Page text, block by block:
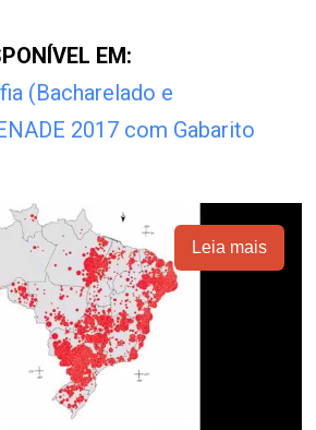
EM:
(Bacharelado e
2017 com Gabarito
Leia mais